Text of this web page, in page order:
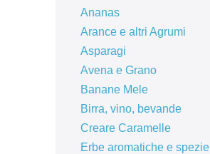
Ananas
Arance e altri Agrumi
Asparagi
Avena e Grano
Banane Mele
Birra, vino, bevande
Creare Caramelle
Erbe aromatiche e spezie